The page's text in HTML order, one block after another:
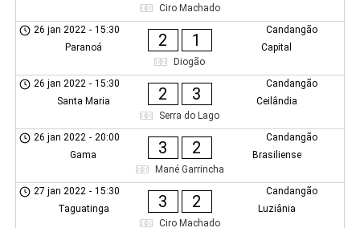
Ciro Machado
Candangão
26 jan 2022 - 15:30
Paranoá
2 1
Capital
Diogão
Candangão
26 jan 2022 - 15:30
Santa Maria
2 3
Ceilândia
Serra do Lago
Candangão
26 jan 2022 - 20:00
Gama
3 2
Brasiliense
Mané Garrincha
Candangão
27 jan 2022 - 15:30
Taguatinga
3 2
Luziânia
Ciro Machado